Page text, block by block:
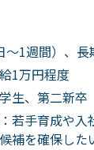
～1週間）、長
1万円程度
生、第二新卒
：若手育成や
補を確保した